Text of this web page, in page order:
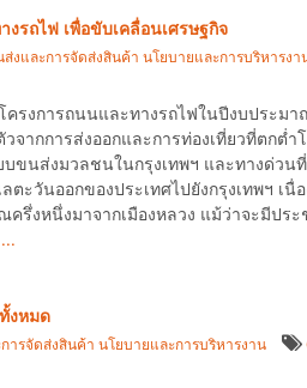
รถไฟ เพื่อขับเคลื่อนเศรษฐกิจ
ส่งและการจัดส่งสินค้า นโยบายและการบริหารงา
ครงการถนนและทางรถไฟในปีงบประม
จากการส่งออกและการท่องเที่ยวที่ตกต่ำ
ขนส่งมวลชนในกรุงเทพฯ และทางด่วน
ะวันออกของประเทศไปยังกรุงเทพฯ เนื่
งหนึ่งมาจากเมืองหลวง แม้ว่าจะมีประ
...
งหมด
ารจัดส่งสินค้า นโยบายและการบริหารงาน